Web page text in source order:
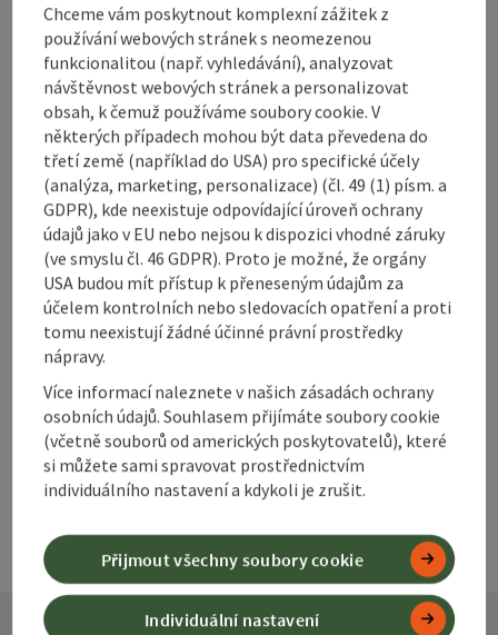
Bezbariérovost
Objevte více
Označit příspěvek
přejít na poznámky
Vytvořit PDF
Vytisknout
příspěvek
V okolí
powered byTOURDATA
Chceme vám poskytnout komplexní zážitek z
používání webových stránek s neomezenou
funkcionalitou (např. vyhledávání), analyzovat
návštěvnost webových stránek a personalizovat
obsah, k čemuž používáme soubory cookie. V
některých případech mohou být data převedena do
třetí země (například do USA) pro specifické účely
(analýza, marketing, personalizace) (čl. 49 (1) písm. a
GDPR), kde neexistuje odpovídající úroveň ochrany
údajů jako v EU nebo nejsou k dispozici vhodné záruky
(ve smyslu čl. 46 GDPR). Proto je možné, že orgány
USA budou mít přístup k přeneseným údajům za
účelem kontrolních nebo sledovacích opatření a proti
tomu neexistují žádné účinné právní prostředky
nápravy.
Více informací naleznete v našich zásadách ochrany
osobních údajů. Souhlasem přijímáte soubory cookie
(včetně souborů od amerických poskytovatelů), které
si můžete sami spravovat prostřednictvím
individuálního nastavení a kdykoli je zrušit.
Individuální nastavení
Přijmout všechny soubory cookie